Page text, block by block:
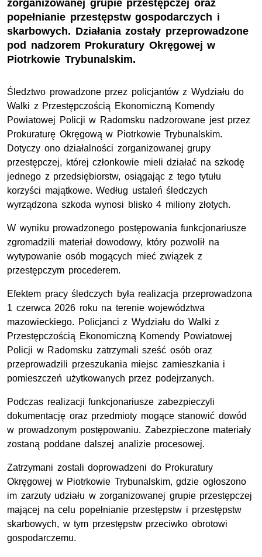
zorganizowanej grupie przestępczej oraz
popełnianie przestępstw gospodarczych i
skarbowych. Działania zostały przeprowadzone
pod nadzorem Prokuratury Okręgowej w
Piotrkowie Trybunalskim.
Śledztwo prowadzone przez policjantów z Wydziału do
Walki z Przestępczością Ekonomiczną Komendy
Powiatowej Policji w Radomsku nadzorowane jest przez
Prokuraturę Okręgową w Piotrkowie Trybunalskim.
Dotyczy ono działalności zorganizowanej grupy
przestępczej, której członkowie mieli działać na szkodę
jednego z przedsiębiorstw, osiągając z tego tytułu
korzyści majątkowe. Według ustaleń śledczych
wyrządzona szkoda wynosi blisko 4 miliony złotych.
W wyniku prowadzonego postępowania funkcjonariusze
zgromadzili materiał dowodowy, który pozwolił na
wytypowanie osób mogących mieć związek z
przestępczym procederem.
Efektem pracy śledczych była realizacja przeprowadzona
1 czerwca 2026 roku na terenie województwa
mazowieckiego. Policjanci z Wydziału do Walki z
Przestępczością Ekonomiczną Komendy Powiatowej
Policji w Radomsku zatrzymali sześć osób oraz
przeprowadzili przeszukania miejsc zamieszkania i
pomieszczeń użytkowanych przez podejrzanych.
Podczas realizacji funkcjonariusze zabezpieczyli
dokumentację oraz przedmioty mogące stanowić dowód
w prowadzonym postępowaniu. Zabezpieczone materiały
zostaną poddane dalszej analizie procesowej.
Zatrzymani zostali doprowadzeni do Prokuratury
Okręgowej w Piotrkowie Trybunalskim, gdzie ogłoszono
im zarzuty udziału w zorganizowanej grupie przestępczej
mającej na celu popełnianie przestępstw i przestępstw
skarbowych, w tym przestępstw przeciwko obrotowi
gospodarczemu.